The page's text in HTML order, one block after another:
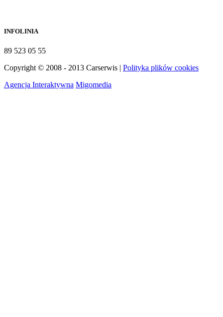
INFOLINIA
89 523 05 55
Copyright © 2008 - 2013 Carserwis | Polityka plików cookies
Agencja Interaktywna Migomedia